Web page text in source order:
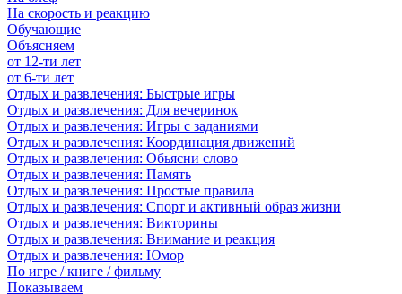
На скорость и реакцию
Обучающие
Объясняем
от 12-ти лет
от 6-ти лет
Отдых и развлечения: Быстрые игры
Отдых и развлечения: Для вечеринок
Отдых и развлечения: Игры с заданиями
Отдых и развлечения: Координация движений
Отдых и развлечения: Обьясни слово
Отдых и развлечения: Память
Отдых и развлечения: Простые правила
Отдых и развлечения: Спорт и активный образ жизни
Отдых и развлечения: Викторины
Отдых и развлечения: Внимание и реакция
Отдых и развлечения: Юмор
По игре / книге / фильму
Показываем